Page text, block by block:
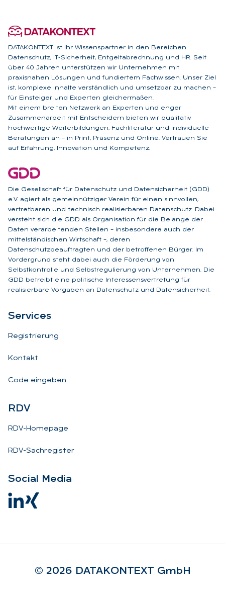
DATAKONTEXT ist Ihr Wissenspartner in den Bereichen
Datenschutz, IT-Sicherheit, Entgeltabrechnung und HR. Seit
über 40 Jahren unterstützen wir Unternehmen mit
praxisnahen Lösungen und fundiertem Fachwissen. Unser Ziel
ist, komplexe Inhalte verständlich und umsetzbar zu machen –
für Einsteiger und Experten gleichermaßen.
Mit einem breiten Netzwerk an Experten und enger
Zusammenarbeit mit Entscheidern bieten wir qualitativ
hochwertige Weiterbildungen, Fachliteratur und individuelle
Beratungen an – in Print, Präsenz und Online. Vertrauen Sie
auf Erfahrung, Innovation und Kompetenz.
Die Gesellschaft für Datenschutz und Datensicherheit (GDD)
e.V. agiert als gemeinnütziger Verein für einen sinnvollen,
vertretbaren und technisch realisierbaren Datenschutz. Dabei
versteht sich die GDD als Organisation für die Belange der
Daten verarbeitenden Stellen – insbesondere auch der
mittelständischen Wirtschaft –, deren
Datenschutzbeauftragten und der betroffenen Bürger. Im
Vordergrund steht dabei auch die Förderung von
Selbstkontrolle und Selbstregulierung von Unternehmen. Die
GDD betreibt eine politische Interessensvertretung für
realisierbare Vorgaben an Datenschutz und Datensicherheit.
Ser­vices
Registrierung
Kontakt
Code eingeben
RDV
RDV-Homepage
RDV-Sachregister
So­ci­al Me­dia
© 2026 DA­TA­KON­TEXT GmbH